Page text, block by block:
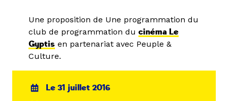
Une proposition de Une programmation du
club de programmation du cinéma Le
Gyptis en partenariat avec Peuple &
Culture.
Le 31 juillet 2016